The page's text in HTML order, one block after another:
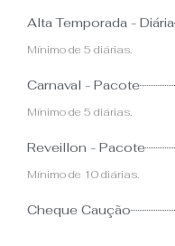
Alta Temporada - Diária
Mínimo de 5 diárias.
Carnaval - Pacote
Mínimo de 5 diárias.
Reveillon - Pacote
Mínimo de 10 diárias.
Cheque Caução